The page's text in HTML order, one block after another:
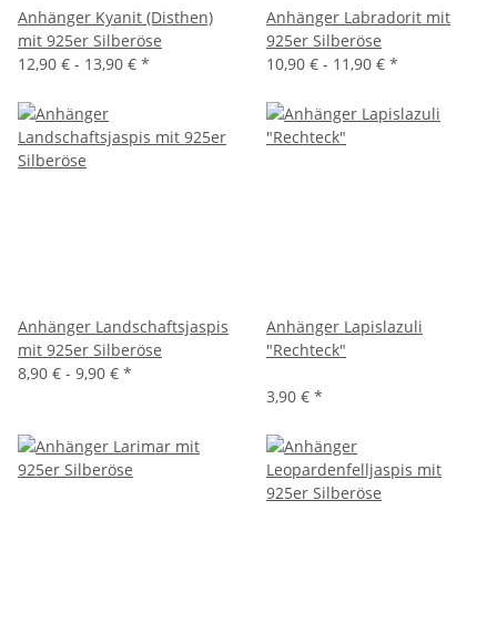
Anhänger Kyanit (Disthen)
mit 925er Silberöse
12,90 € - 13,90 € *
Anhänger Labradorit mit
925er Silberöse
10,90 € - 11,90 € *
Anhänger Landschaftsjaspis
mit 925er Silberöse
8,90 € - 9,90 € *
Anhänger Lapislazuli
"Rechteck"
3,90 € *